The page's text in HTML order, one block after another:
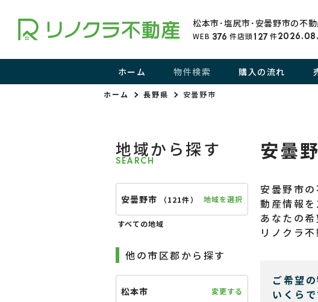
松本市･塩尻市･安曇野市の不
WEB 376 件店頭 127件
ホーム 物件検索 購入の流れ
ホーム 長野県 安曇野市
安曇
安曇野市
動産情報
あなたの
リノクラ
ご希望
いくらで
地域から探す
SEARCH
安曇野市 （121件） 地域を選択
すべての地域
他の市区郡から探す
松本市 変更する